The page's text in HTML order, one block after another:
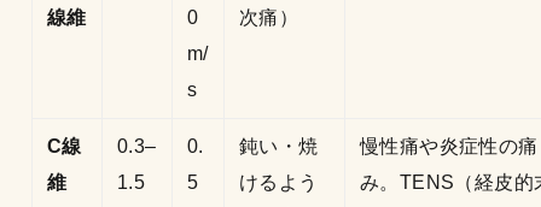
線維
0
m/
s
次痛）
C線
維
0.3–
1.5
0.
5
鈍い・焼
けるよう
慢性痛や炎症性の痛
み。TENS（経皮的